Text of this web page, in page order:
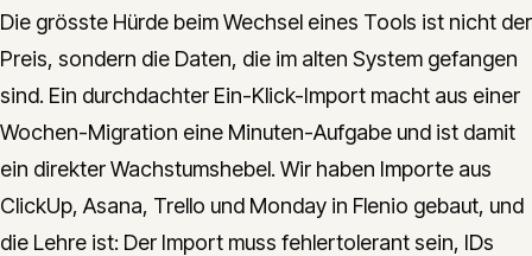
Die grösste Hürde beim Wechsel eines Tools ist nicht der
Preis, sondern die Daten, die im alten System gefangen
sind. Ein durchdachter Ein-Klick-Import macht aus einer
Wochen-Migration eine Minuten-Aufgabe und ist damit
ein direkter Wachstumshebel. Wir haben Importe aus
ClickUp, Asana, Trello und Monday in Flenio gebaut, und
die Lehre ist: Der Import muss fehlertolerant sein, IDs